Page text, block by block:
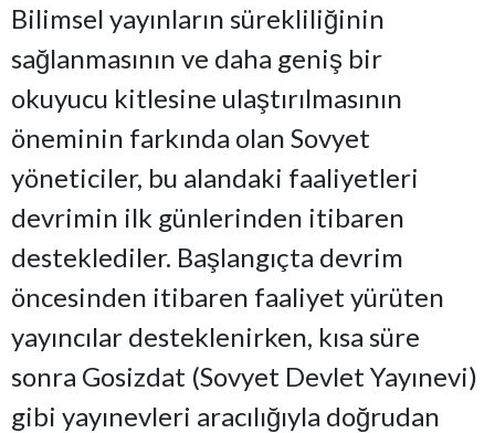
Bilimsel yayınların sürekliliğinin
sağlanmasının ve daha geniş bir
okuyucu kitlesine ulaştırılmasının
öneminin farkında olan Sovyet
yöneticiler, bu alandaki faaliyetleri
devrimin ilk günlerinden itibaren
desteklediler. Başlangıçta devrim
öncesinden itibaren faaliyet yürüten
yayıncılar desteklenirken, kısa süre
sonra Gosizdat (Sovyet Devlet Yayınevi)
gibi yayınevleri aracılığıyla doğrudan